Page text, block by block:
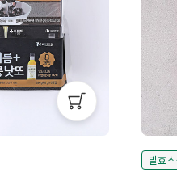
발효